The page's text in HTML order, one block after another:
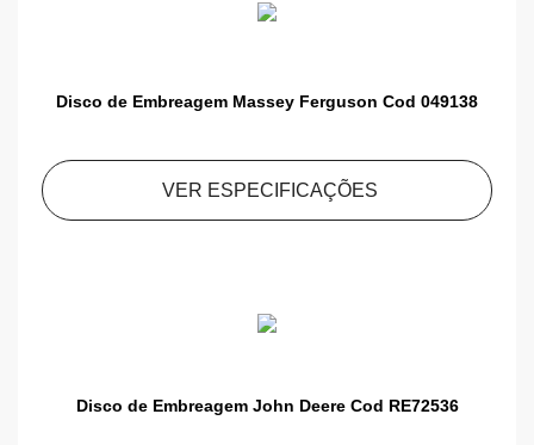
Disco de Embreagem Massey Ferguson Cod 049138
VER ESPECIFICAÇÕES
Disco de Embreagem John Deere Cod RE72536